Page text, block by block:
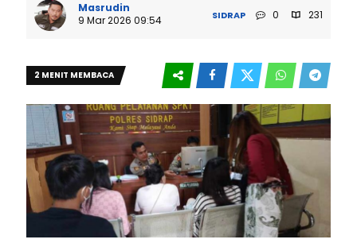
Masrudin
9 Mar 2026 09:54
SIDRAP 0 231
2 MENIT MEMBACA